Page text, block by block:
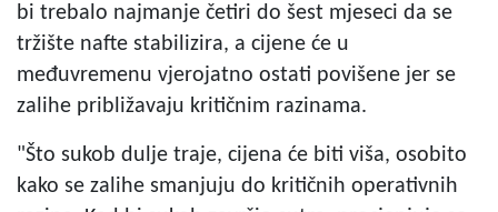
bi trebalo najmanje četiri do šest mjeseci da se
tržište nafte stabilizira, a cijene će u
međuvremenu vjerojatno ostati povišene jer se
zalihe približavaju kritičnim razinama.
"Što sukob dulje traje, cijena će biti viša, osobito
kako se zalihe smanjuju do kritičnih operativnih